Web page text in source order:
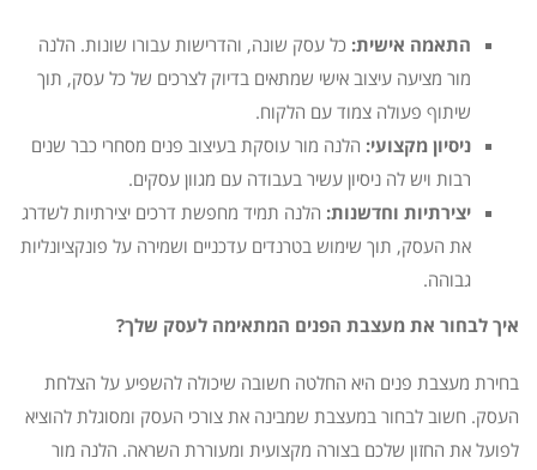
התאמה אישית: כל עסק שונה, והדרישות עבורו שונות. הלנה
מור מציעה עיצוב אישי שמתאים בדיוק לצרכים של כל עסק, תוך
שיתוף פעולה צמוד עם הלקוח.
ניסיון מקצועי: הלנה מור עוסקת בעיצוב פנים מסחרי כבר שנים
רבות ויש לה ניסיון עשיר בעבודה עם מגוון עסקים.
יצירתיות וחדשנות: הלנה תמיד מחפשת דרכים יצירתיות לשדרג
את העסק, תוך שימוש בטרנדים עדכניים ושמירה על פונקציונליות
גבוהה.
איך לבחור את מעצבת הפנים המתאימה לעסק שלך?
בחירת מעצבת פנים היא החלטה חשובה שיכולה להשפיע על הצלחת
העסק. חשוב לבחור במעצבת שמבינה את צורכי העסק ומסוגלת להוציא
לפועל את החזון שלכם בצורה מקצועית ומעוררת השראה. הלנה מור